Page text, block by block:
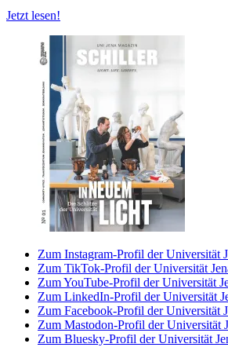
Jetzt lesen!
Zum Instagram-Profil der Universität
Zum TikTok-Profil der Universität
Zum YouTube-Profil der Universität
Zum LinkedIn-Profil der Universität
Zum Facebook-Profil der Universität
Zum Mastodon-Profil der Universität
Zum Bluesky-Profil der Universität